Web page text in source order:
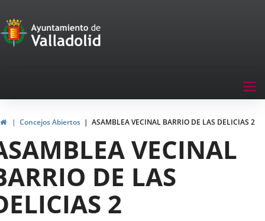
Portal
de
navegación
HomeConcejos Abiertos ASAMBLEA VECINAL BARRIO DE LAS DELICIAS 2
VECINAL
DE LAS
2